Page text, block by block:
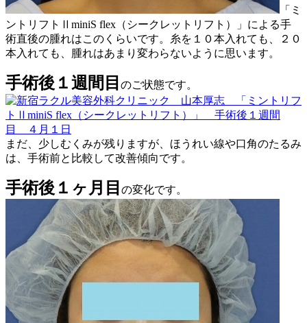
「ミ
ントリフトⅡminiS flex（シークレットリフト）」による手
術直後の腫れはこのくらいです。糸を１０本入れても、２０
本入れても、腫れはあまり変わらないように思います。
手術後１週間目 のご状態です。
まだ、少しむくみが残りますが、ほうれい線や口角のたるみ
は、手術前と比較して改善傾向です。
手術後１ヶ月目 の変化です。